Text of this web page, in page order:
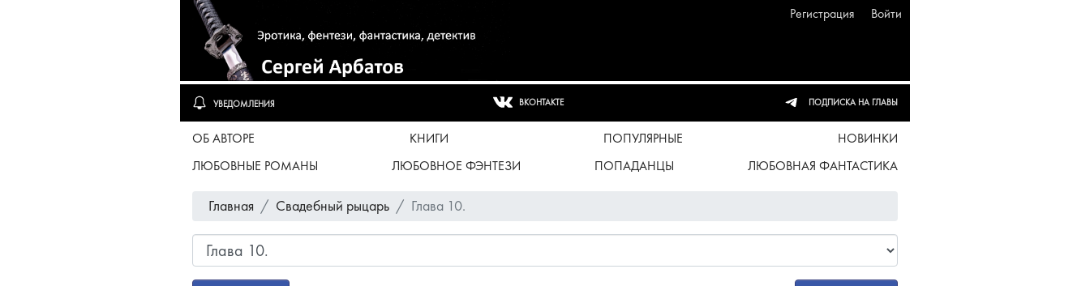
Регистрация Войти
УВЕДОМЛЕНИЯ ВКОНТАКТЕ ПОДПИСКА НА ГЛАВЫ
ОБ АВТОРЕ КНИГИ ПОПУЛЯРНЫЕ
НОВИНКИ
ЛЮБОВНЫЕ РОМАНЫ
ЛЮБОВНОЕ ФЭНТЕЗИ ПОПАДАНЦЫ ЛЮБОВНАЯ ФАНТАСТИКА
Главная Свадебный рыцарь Глава 10.